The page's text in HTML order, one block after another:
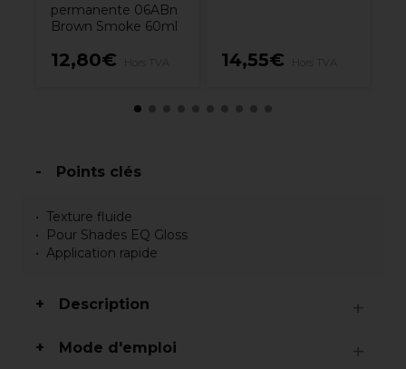
permanente 06ABn
Brown Smoke 60ml
12,80€ 14,55€
Points clés
Texture fluide
Pour Shades EQ Gloss
Application rapide
Description
Mode d'emploi